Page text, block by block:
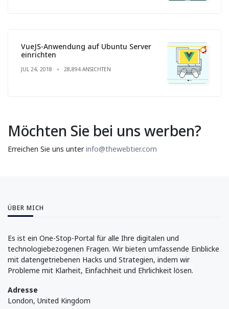
VueJS-Anwendung auf Ubuntu Server
einrichten
JUL 24, 2018 28,894 ANSICHTEN
Möchten Sie bei uns werben?
Erreichen Sie uns unterinfo@thewebtier.com
ÜBER MICH
Es ist ein One-Stop-Portal für alle Ihre digitalen und
technologiebezogenen Fragen. Wir bieten umfassende Einblicke
mit datengetriebenen Hacks und Strategien, indem wir
Probleme mit Klarheit, Einfachheit und Ehrlichkeit lösen.
Adresse
London, United Kingdom